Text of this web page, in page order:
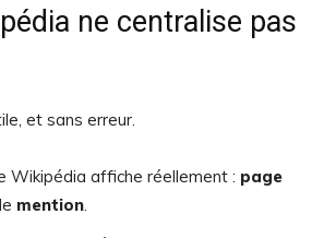
ne centralise pas
et sans erreur.
Wikipédia affiche réellement : page
mention.